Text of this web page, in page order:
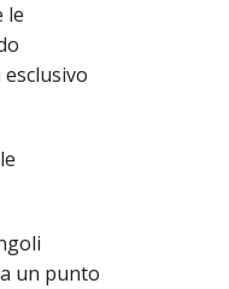
le
un punto